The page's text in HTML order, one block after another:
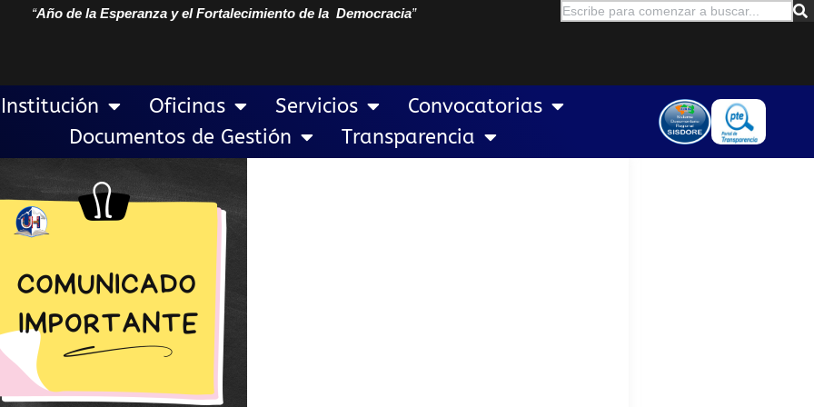
“Año de la Esperanza y el Fortalecimiento de la Democracia”
Institución Oficinas Servicios
Convocatorias
Documentos de Gestión
Transparencia